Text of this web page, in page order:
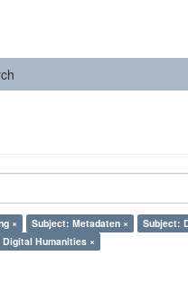
× Subject: Metadaten × Subject:
Humanities ×